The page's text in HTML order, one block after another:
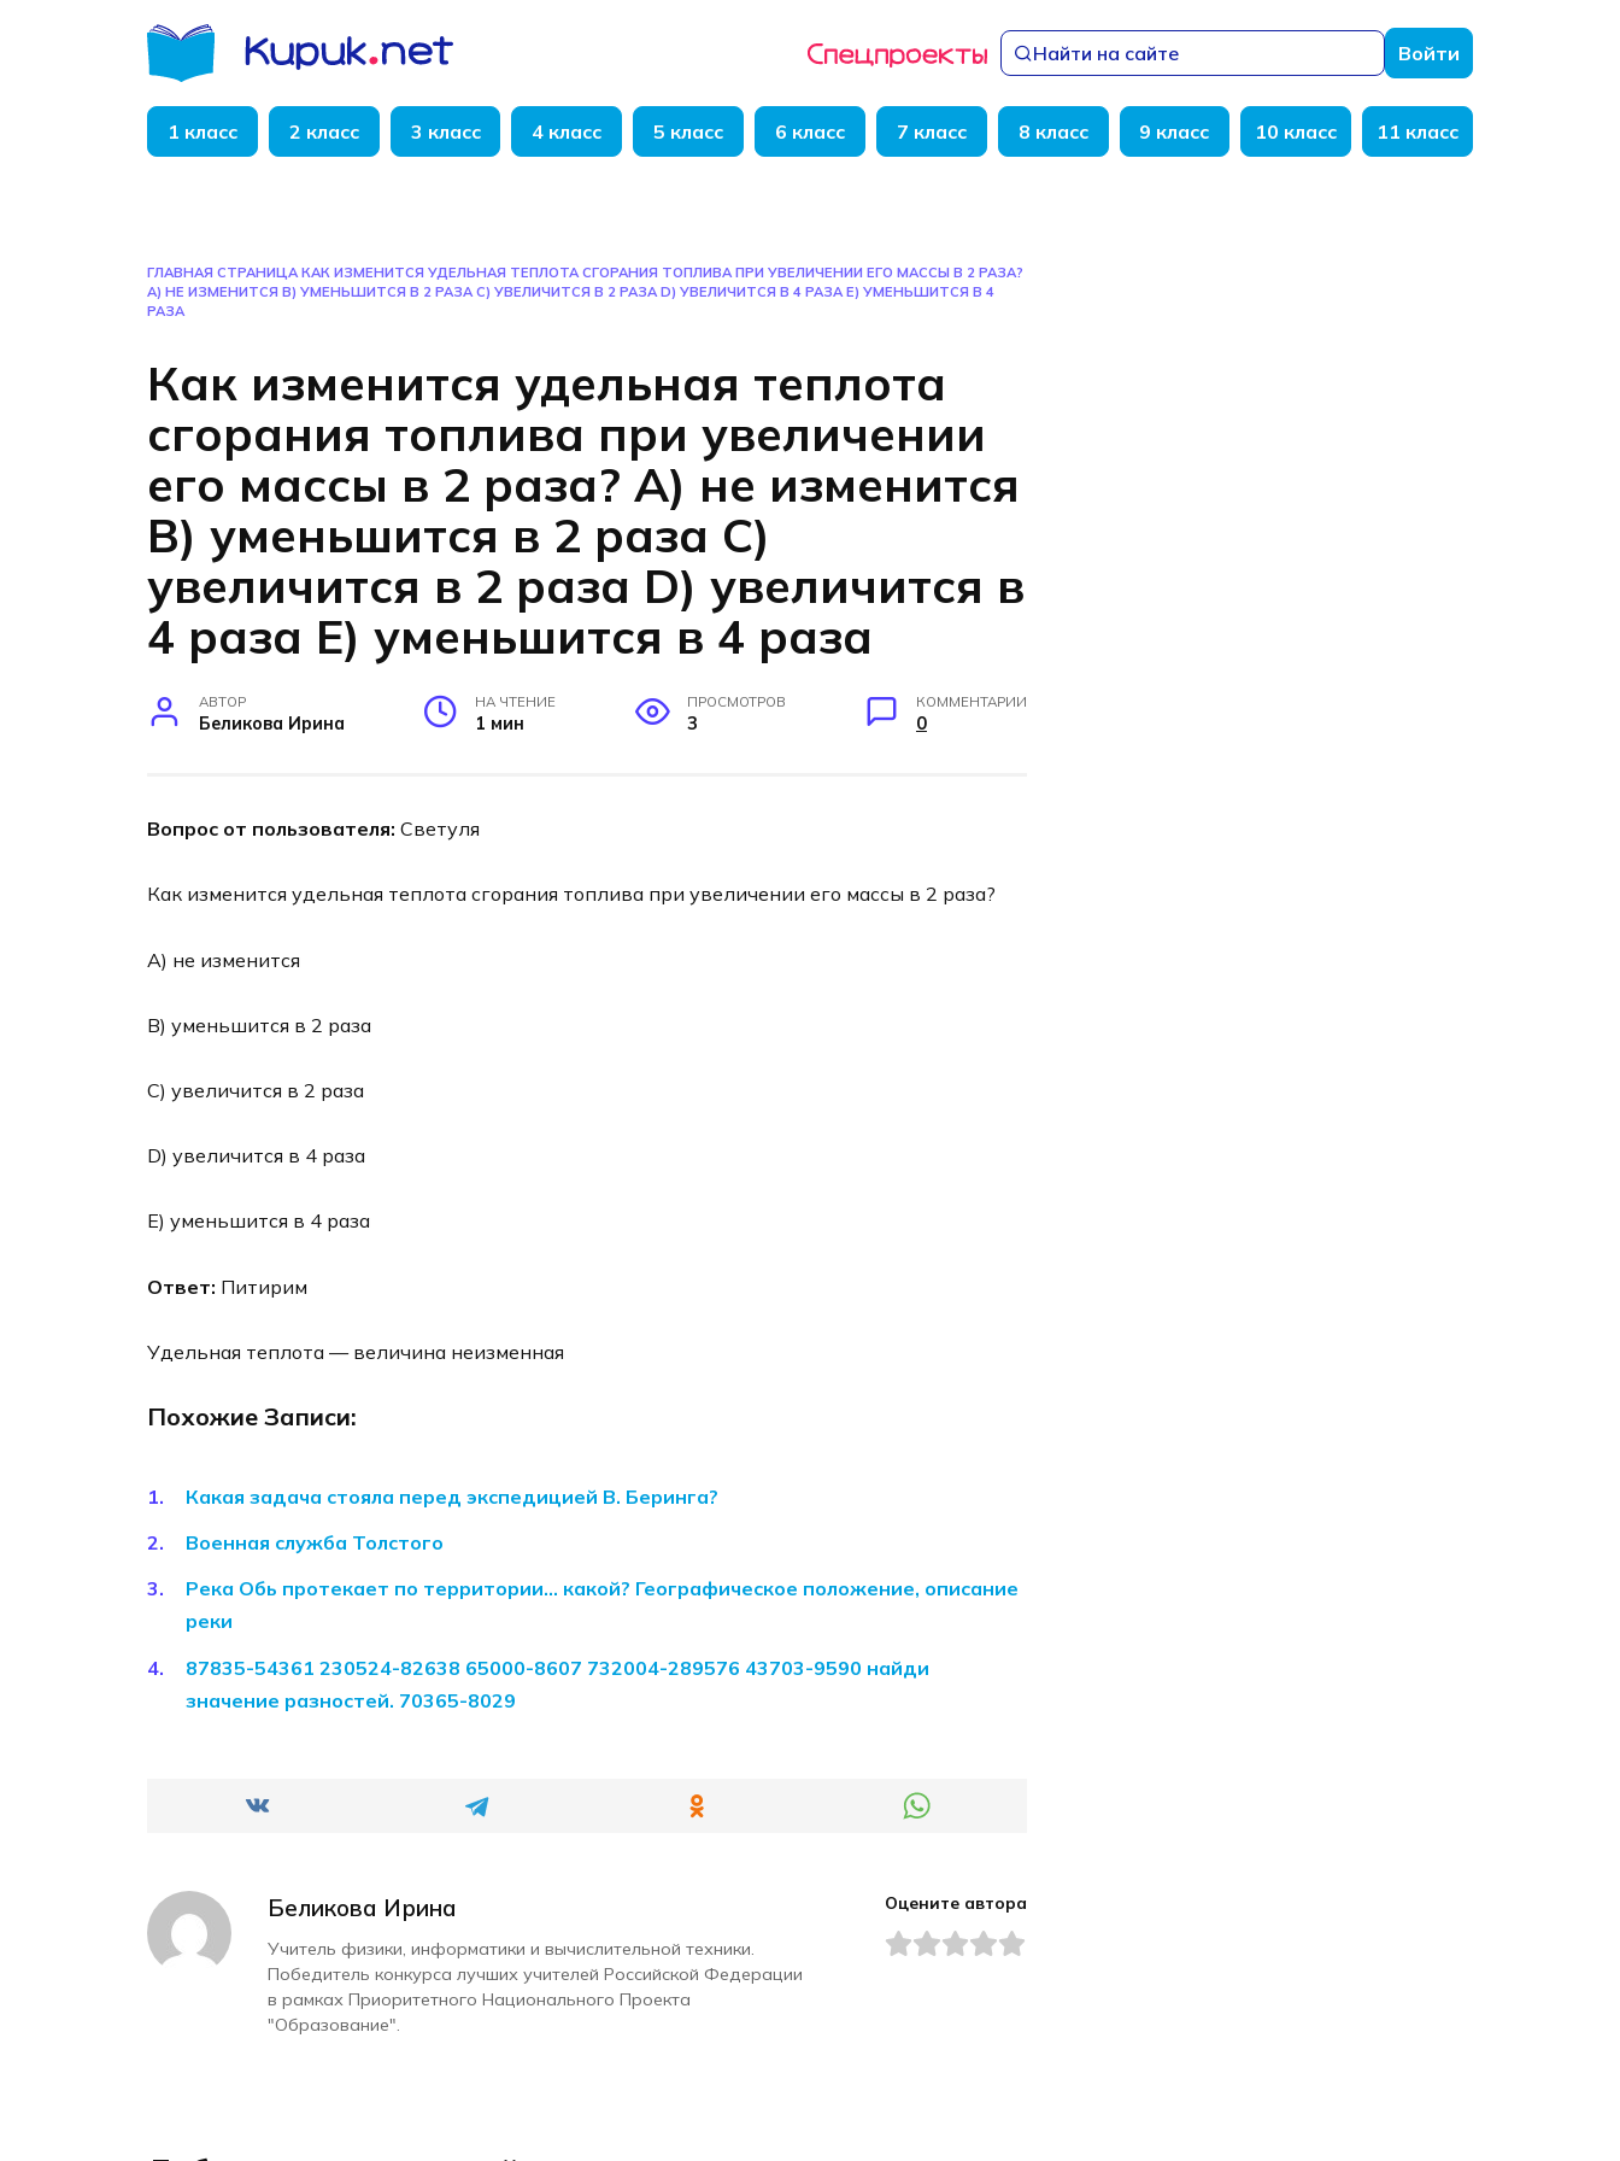
Найти на сайте Войти
1 класс 2 класс 3 класс 4 класс 5 класс 6 класс 7 класс 8 класс 9 класс 10 класс 11 класс
ГЛАВНАЯ СТРАНИЦА КАК ИЗМЕНИТСЯ УДЕЛЬНАЯ ТЕПЛОТА СГОРАНИЯ ТОПЛИВА ПРИ УВЕЛИЧЕНИИ ЕГО МАССЫ В 2 РАЗА?
А) НЕ ИЗМЕНИТСЯ В) УМЕНЬШИТСЯ В 2 РАЗА С) УВЕЛИЧИТСЯ В 2 РАЗА D) УВЕЛИЧИТСЯ В 4 РАЗА Е) УМЕНЬШИТСЯ В 4
РАЗА
Как изменится удельная теплота
сгорания топлива при увеличении
его массы в 2 раза? А) не изменится
В) уменьшится в 2 раза С)
увеличится в 2 раза D) увеличится в
4 раза Е) уменьшится в 4 раза
АВТОР
Беликова Ирина
НА ЧТЕНИЕ
1 мин
ПРОСМОТРОВ
3
КОММЕНТАРИИ
0
Вопрос от пользователя: Светуля
Как изменится удельная теплота сгорания топлива при увеличении его массы в 2 раза?
А) не изменится
В) уменьшится в 2 раза
С) увеличится в 2 раза
D) увеличится в 4 раза
Е) уменьшится в 4 раза
Ответ: Питирим
Удельная теплота — величина неизменная
Похожие Записи:
Какая задача стояла перед экспедицией В. Беринга?
Военная служба Толстого
Река Обь протекает по территории… какой? Географическое положение, описание
реки
87835-54361 230524-82638 65000-8607 732004-289576 43703-9590 найди
значение разностей. 70365-8029
Беликова Ирина
Учитель физики, информатики и вычислительной техники.
Победитель конкурса лучших учителей Российской Федерации
в рамках Приоритетного Национального Проекта
"Образование".
Оцените автора